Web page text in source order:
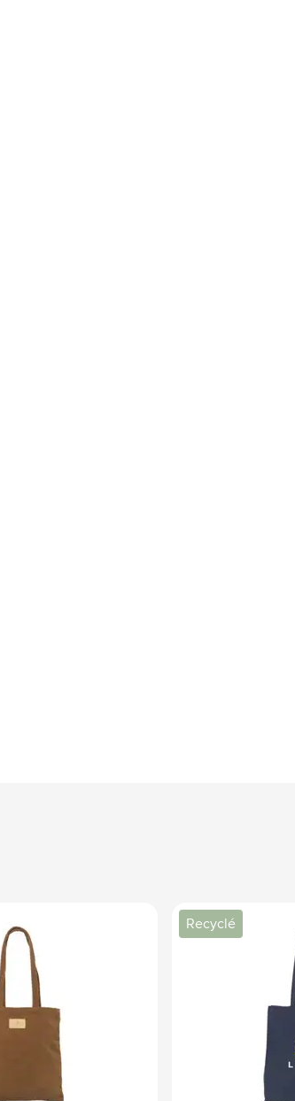
Recyclé